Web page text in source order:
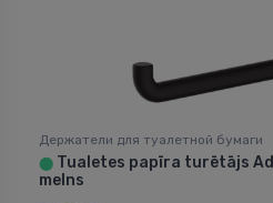
Держатели для туалетной бумаги
⬤ Tualetes papīra turētājs
melns